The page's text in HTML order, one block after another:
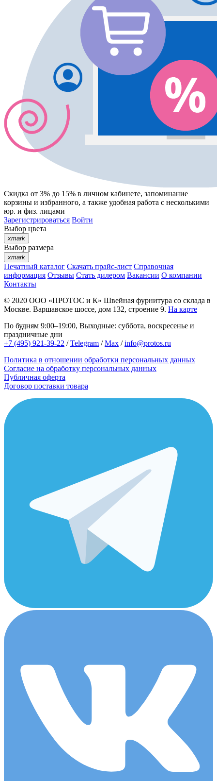
Скидка от 3% до 15% в личном кабинете, запоминание
корзины и избранного, а также удобная работа с несколькими
юр. и физ. лицами
Зарегистрироваться Войти
Выбор цвета
xmark
Выбор размера
xmark
Печатный каталог Скачать прайс-лист Справочная
информация Отзывы Стать дилером Вакансии О компании
Контакты
© 2020 ООО «ПРОТОС и К» Швейная фурнитура со склада в
Москве. Варшавское шоссе, дом 132, строение 9. На карте
По будням 9:00–19:00, Выходные: суббота, воскресенье и
праздничные дни
+7 (495) 921-39-22 /Telegram /Max /info@protos.ru
Политика в отношении обработки персональных данных
Согласие на обработку персональных данных
Публичная оферта
Договор поставки товара